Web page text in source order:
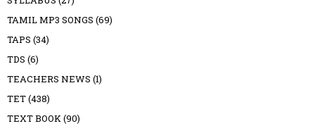
TAMIL MP3 SONGS (69)
TAPS (34)
TDS (6)
TEACHERS NEWS (1)
TET(438)
TEXT BOOK(90)